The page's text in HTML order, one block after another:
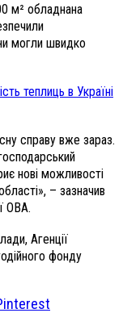
м² обладнана
могли швидко
теплиць в Україні
справу вже зараз.
нові можливості
– зазначив
ОВА.
Агенції
фонду